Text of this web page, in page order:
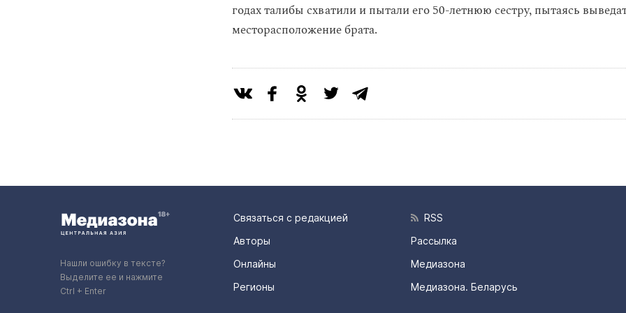
годах талибы схватили и пытали его 50-летнюю сестру, пытаясь
месторасположение брата.
Нашли ошибку в тексте?
Выделите ее и нажмите
Ctrl + Enter
Связаться с редакцией
Авторы
Онлайны
Регионы
RSS
Рассылка
Медиазона
Медиазона. Беларусь